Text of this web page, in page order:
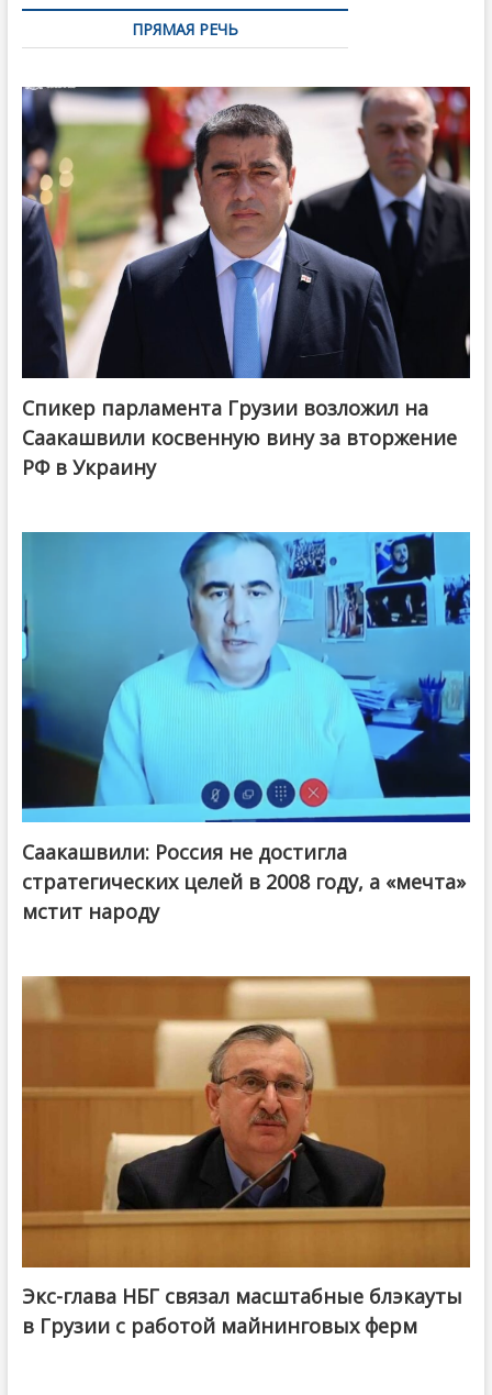
ПРЯМАЯ РЕЧЬ
Спикер парламента Грузии возложил на
Саакашвили косвенную вину за вторжение
РФ в Украину
Саакашвили: Россия не достигла
стратегических целей в 2008 году, а «мечта»
мстит народу
Экс-глава НБГ связал масштабные блэкауты
в Грузии с работой майнинговых ферм